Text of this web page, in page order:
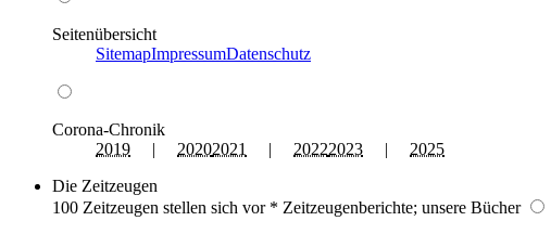
Seitenübersicht
SitemapImpressumDatenschutz
Corona-Chronik
2019 | 20202021 | 20222023 | 2025
Die Zeitzeugen
100 Zeitzeugen stellen sich vor * Zeitzeugenberichte; unsere Bücher